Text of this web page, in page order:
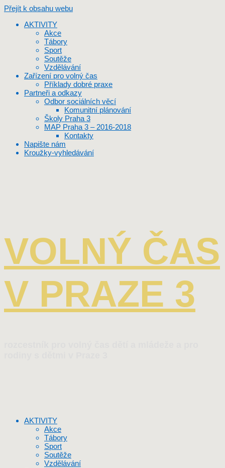
Přejít k obsahu webu
AKTIVITY
Akce
Tábory
Sport
Soutěže
Vzdělávání
Zařízení pro volný čas
Příklady dobré praxe
Partneři a odkazy
Odbor sociálních věcí
Komunitní plánování
Školy Praha 3
MAP Praha 3 – 2016-2018
Kontakty
Napište nám
Kroužky-vyhledávání
VOLNÝ ČAS
V PRAZE 3
AKTIVITY
Akce
Tábory
Sport
Soutěže
Vzdělávání